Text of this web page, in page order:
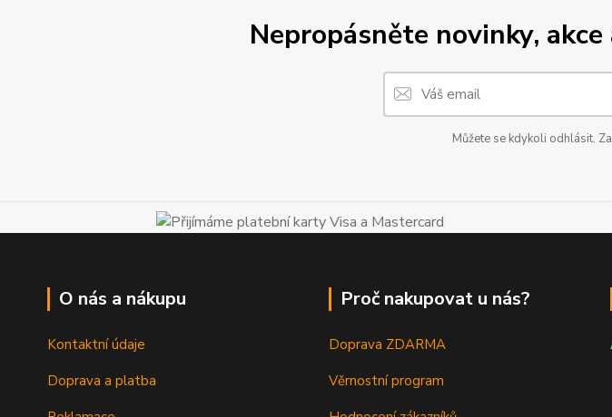
Nepropásněte novinky,
Můžete se kdykoli odhlásit.
O nás a nákupu
Kontaktní údaje
Doprava a platba
Proč nakupovat u nás?
Doprava ZDARMA
Věrnostní program